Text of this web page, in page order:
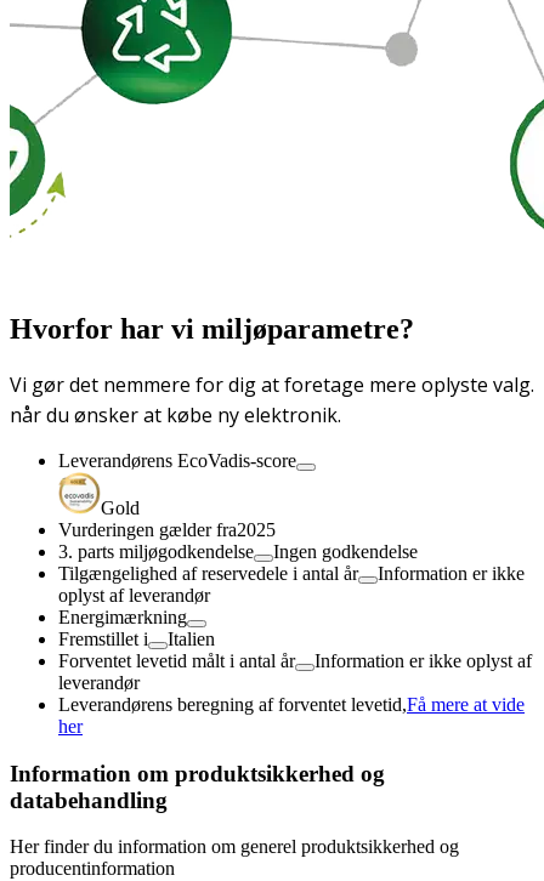
Hvorfor har vi miljøparametre?
Vi gør det nemmere for dig at foretage mere oplyste valg.
når du ønsker at købe ny elektronik.
Leverandørens EcoVadis-score
Gold
Vurderingen gælder fra2025
3. parts miljøgodkendelse
Ingen godkendelse
Tilgængelighed af reservedele i antal år
Information er ikke
oplyst af leverandør
Energimærkning
Fremstillet i
Italien
Forventet levetid målt i antal år
Information er ikke oplyst af
leverandør
Leverandørens beregning af forventet levetid,Få mere at vide
her
Information om produktsikkerhed og
databehandling
Her finder du information om generel produktsikkerhed og
producentinformation